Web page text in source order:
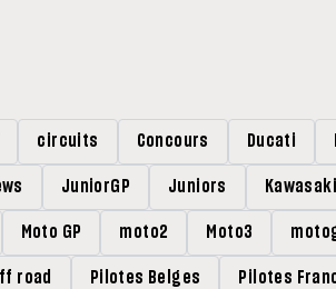
circuits Concours Ducati
JuniorGP Juniors Kawasaki
Moto GP moto2 Moto3
road Pilotes Belges Pilotes